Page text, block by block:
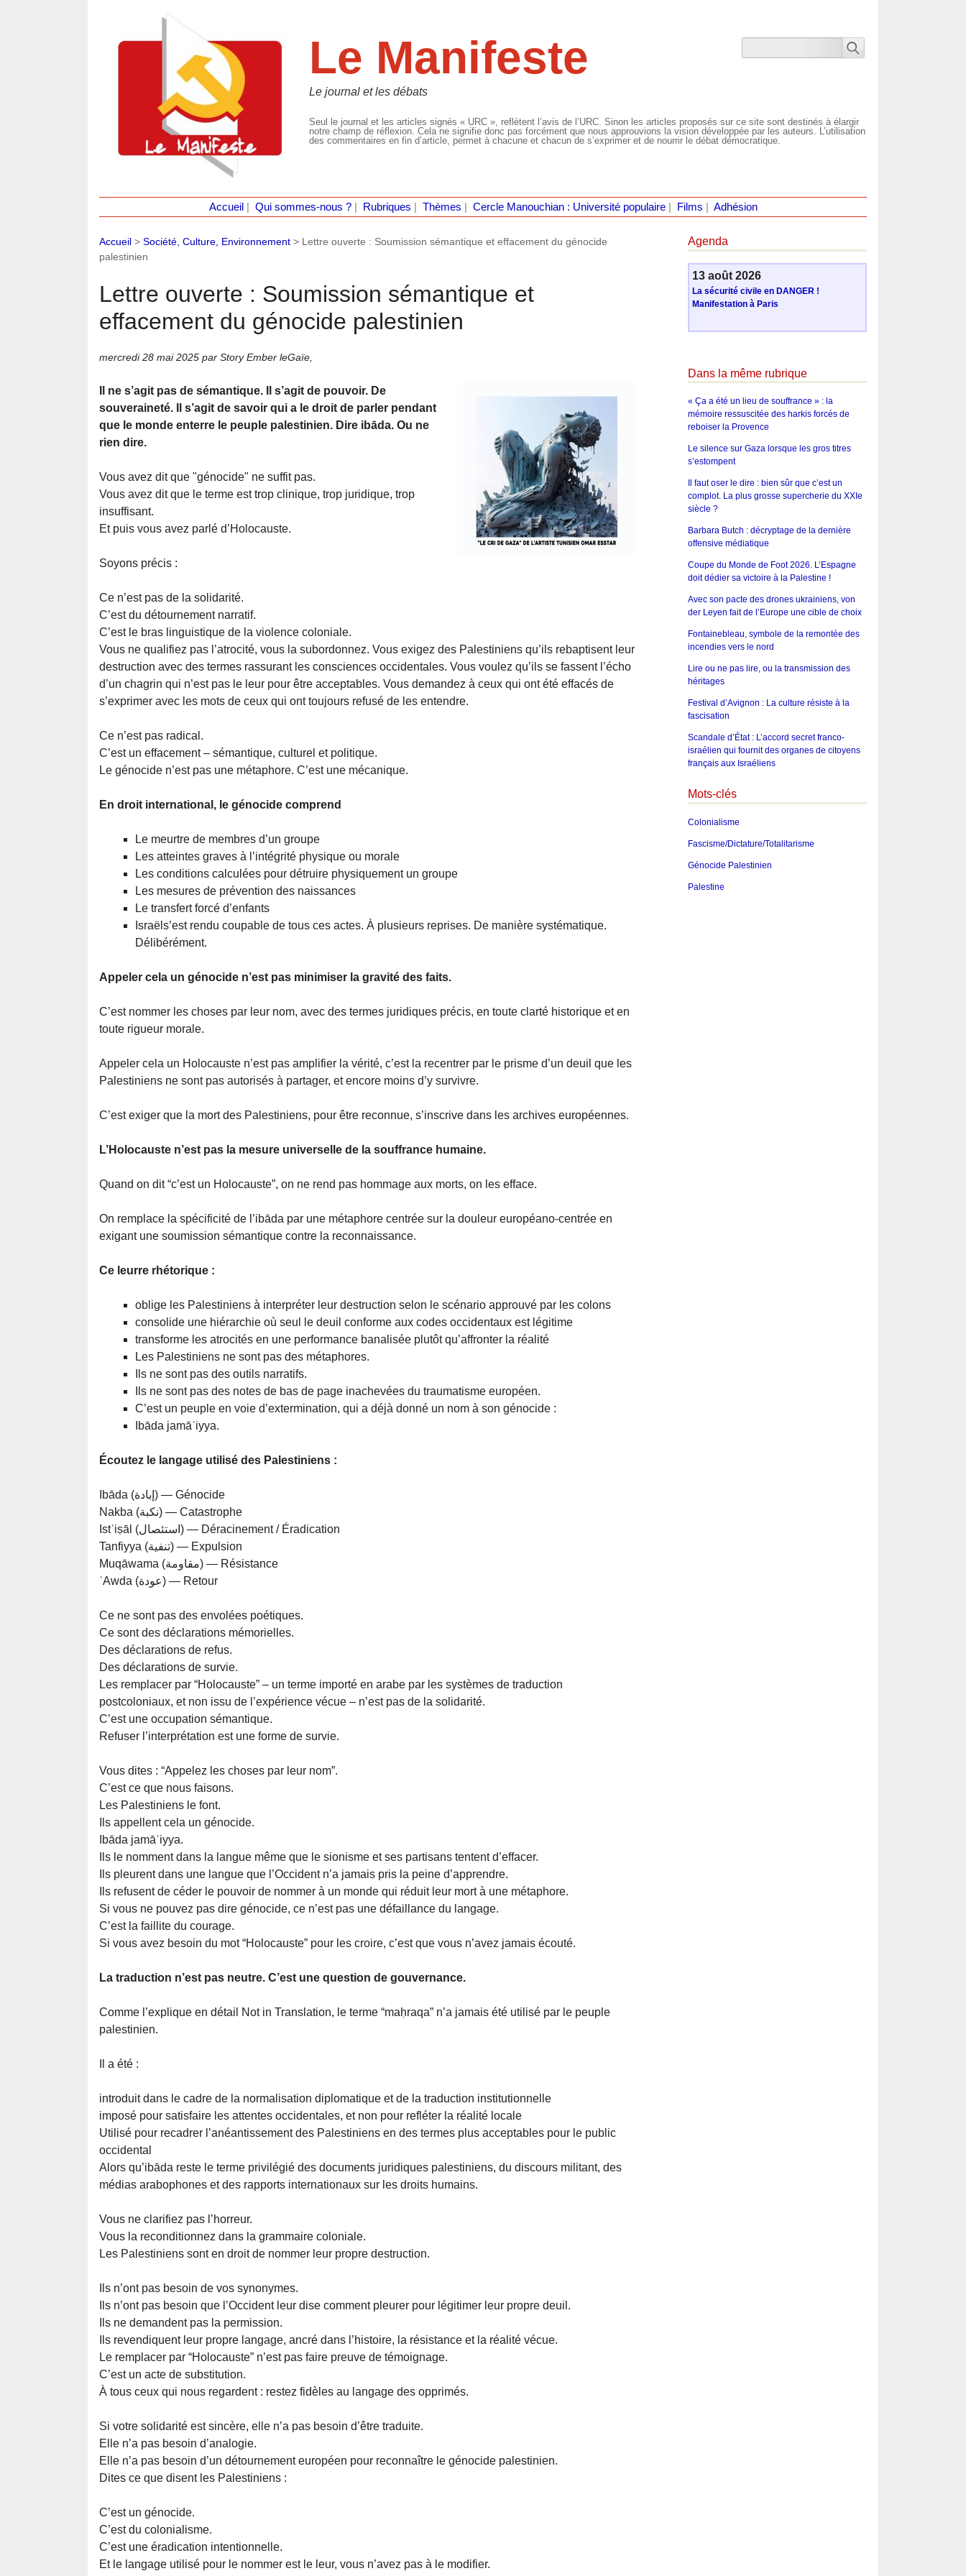
Le Manifeste
Le journal et les débats
Seul le journal et les articles signés « URC », reflètent l’avis de l’URC. Sinon les articles proposés sur ce site sont destinés à élargir
notre champ de réflexion. Cela ne signifie donc pas forcément que nous approuvions la vision développée par les auteurs. L’utilisation
des commentaires en fin d’article, permet à chacune et chacun de s’exprimer et de nourrir le débat démocratique.
Accueil Qui sommes-nous ?| Rubriques Thèmes Cercle Manouchian : Université populaire| Films Adhésion
Accueil > Société, Culture, Environnement > Lettre ouverte : Soumission sémantique et effacement du génocide
palestinien
Lettre ouverte : Soumission sémantique et
effacement du génocide palestinien
mercredi 28 mai 2025 par Story Ember leGaïe,
Il ne s’agit pas de sémantique. Il s’agit de pouvoir. De
souveraineté. Il s’agit de savoir qui a le droit de parler pendant
que le monde enterre le peuple palestinien. Dire ibāda. Ou ne
rien dire.
Vous avez dit que "génocide" ne suffit pas.
Vous avez dit que le terme est trop clinique, trop juridique, trop
insuffisant.
Et puis vous avez parlé d’Holocauste.
Soyons précis :
Ce n’est pas de la solidarité.
C’est du détournement narratif.
C’est le bras linguistique de la violence coloniale.
Vous ne qualifiez pas l’atrocité, vous la subordonnez. Vous exigez des Palestiniens qu’ils rebaptisent leur
destruction avec des termes rassurant les consciences occidentales. Vous voulez qu’ils se fassent l’écho
d’un chagrin qui n’est pas le leur pour être acceptables. Vous demandez à ceux qui ont été effacés de
s’exprimer avec les mots de ceux qui ont toujours refusé de les entendre.
Ce n’est pas radical.
C’est un effacement – sémantique, culturel et politique.
Le génocide n’est pas une métaphore. C’est une mécanique.
En droit international, le génocide comprend
Le meurtre de membres d’un groupe
Les atteintes graves à l’intégrité physique ou morale
Les conditions calculées pour détruire physiquement un groupe
Les mesures de prévention des naissances
Le transfert forcé d’enfants
Israëls’est rendu coupable de tous ces actes. À plusieurs reprises. De manière systématique.
Délibérément.
Appeler cela un génocide n’est pas minimiser la gravité des faits.
C’est nommer les choses par leur nom, avec des termes juridiques précis, en toute clarté historique et en
toute rigueur morale.
Appeler cela un Holocauste n’est pas amplifier la vérité, c’est la recentrer par le prisme d’un deuil que les
Palestiniens ne sont pas autorisés à partager, et encore moins d’y survivre.
C’est exiger que la mort des Palestiniens, pour être reconnue, s’inscrive dans les archives européennes.
L’Holocauste n’est pas la mesure universelle de la souffrance humaine.
Quand on dit “c’est un Holocauste”, on ne rend pas hommage aux morts, on les efface.
On remplace la spécificité de l’ibāda par une métaphore centrée sur la douleur européano-centrée en
exigant une soumission sémantique contre la reconnaissance.
Ce leurre rhétorique :
oblige les Palestiniens à interpréter leur destruction selon le scénario approuvé par les colons
consolide une hiérarchie où seul le deuil conforme aux codes occidentaux est légitime
transforme les atrocités en une performance banalisée plutôt qu’affronter la réalité
Les Palestiniens ne sont pas des métaphores.
Ils ne sont pas des outils narratifs.
Ils ne sont pas des notes de bas de page inachevées du traumatisme européen.
C’est un peuple en voie d’extermination, qui a déjà donné un nom à son génocide :
Ibāda jamāʿiyya.
Écoutez le langage utilisé des Palestiniens :
Ibāda (إبادة) — Génocide
Nakba (نكبة) — Catastrophe
Istʾiṣāl (استئصال) — Déracinement / Éradication
Tanfiyya (تنفية) — Expulsion
Muqāwama (مقاومة) — Résistance
ʿAwda (عودة) — Retour
Ce ne sont pas des envolées poétiques.
Ce sont des déclarations mémorielles.
Des déclarations de refus.
Des déclarations de survie.
Les remplacer par “Holocauste” – un terme importé en arabe par les systèmes de traduction
postcoloniaux, et non issu de l’expérience vécue – n’est pas de la solidarité.
C’est une occupation sémantique.
Refuser l’interprétation est une forme de survie.
Vous dites : “Appelez les choses par leur nom”.
C’est ce que nous faisons.
Les Palestiniens le font.
Ils appellent cela un génocide.
Ibāda jamāʿiyya.
Ils le nomment dans la langue même que le sionisme et ses partisans tentent d’effacer.
Ils pleurent dans une langue que l’Occident n’a jamais pris la peine d’apprendre.
Ils refusent de céder le pouvoir de nommer à un monde qui réduit leur mort à une métaphore.
Si vous ne pouvez pas dire génocide, ce n’est pas une défaillance du langage.
C’est la faillite du courage.
Si vous avez besoin du mot “Holocauste” pour les croire, c’est que vous n’avez jamais écouté.
La traduction n’est pas neutre. C’est une question de gouvernance.
Comme l’explique en détail Not in Translation, le terme “maḥraqa” n’a jamais été utilisé par le peuple
palestinien.
Il a été :
introduit dans le cadre de la normalisation diplomatique et de la traduction institutionnelle
imposé pour satisfaire les attentes occidentales, et non pour refléter la réalité locale
Utilisé pour recadrer l’anéantissement des Palestiniens en des termes plus acceptables pour le public
occidental
Alors qu’ibāda reste le terme privilégié des documents juridiques palestiniens, du discours militant, des
médias arabophones et des rapports internationaux sur les droits humains.
Vous ne clarifiez pas l’horreur.
Vous la reconditionnez dans la grammaire coloniale.
Les Palestiniens sont en droit de nommer leur propre destruction.
Ils n’ont pas besoin de vos synonymes.
Ils n’ont pas besoin que l’Occident leur dise comment pleurer pour légitimer leur propre deuil.
Ils ne demandent pas la permission.
Ils revendiquent leur propre langage, ancré dans l’histoire, la résistance et la réalité vécue.
Le remplacer par “Holocauste” n’est pas faire preuve de témoignage.
C’est un acte de substitution.
À tous ceux qui nous regardent : restez fidèles au langage des opprimés.
Si votre solidarité est sincère, elle n’a pas besoin d’être traduite.
Elle n’a pas besoin d’analogie.
Elle n’a pas besoin d’un détournement européen pour reconnaître le génocide palestinien.
Dites ce que disent les Palestiniens :
C’est un génocide.
C’est du colonialisme.
C’est une éradication intentionnelle.
Et le langage utilisé pour le nommer est le leur, vous n’avez pas à le modifier.
Agenda
13 août 2026
La sécurité civile en DANGER !
Manifestation à Paris
Dans la même rubrique
« Ça a été un lieu de souffrance » : la
mémoire ressuscitée des harkis forcés de
reboiser la Provence
Le silence sur Gaza lorsque les gros titres
s’estompent
Il faut oser le dire : bien sûr que c’est un
complot. La plus grosse supercherie du XXIe
siècle ?
Barbara Butch : décryptage de la dernière
offensive médiatique
Coupe du Monde de Foot 2026. L’Espagne
doit dédier sa victoire à la Palestine !
Avec son pacte des drones ukrainiens, von
der Leyen fait de l’Europe une cible de choix
Fontainebleau, symbole de la remontée des
incendies vers le nord
Lire ou ne pas lire, ou la transmission des
héritages
Festival d’Avignon : La culture résiste à la
fascisation
Scandale d’État : L’accord secret franco-
israélien qui fournit des organes de citoyens
français aux Israéliens
Mots-clés
Colonialisme
Fascisme/Dictature/Totalitarisme
Génocide Palestinien
Palestine